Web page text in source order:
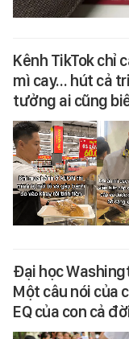
Kênh TikTok chỉ
mì cay… hút cả
tưởng ai cũng
Đại học
Một câu nói của
EQ của con cả